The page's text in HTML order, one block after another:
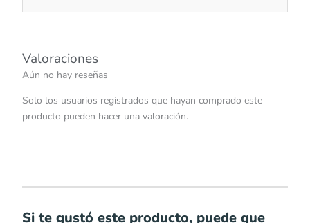
Valoraciones
Aún no hay reseñas
Solo los usuarios registrados que hayan comprado este
producto pueden hacer una valoración.
Si te gustó este producto, puede que